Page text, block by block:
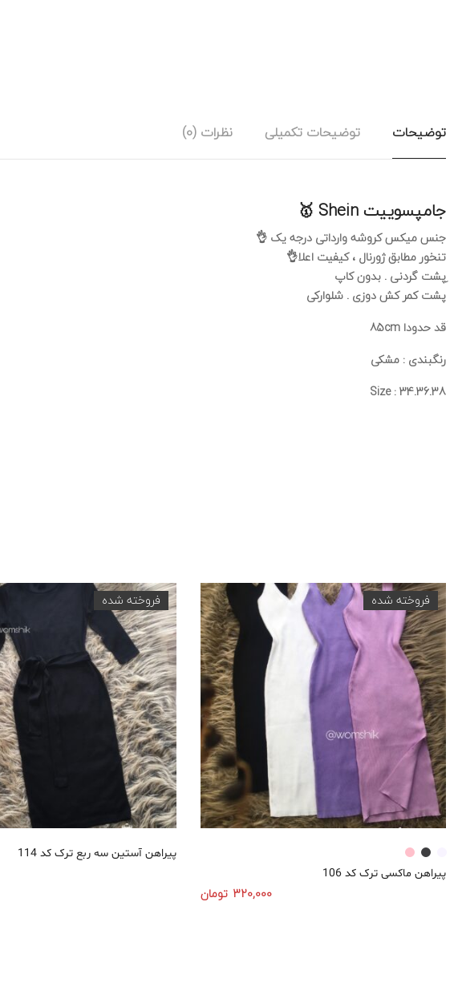
توضیحات توضیحات تکمیلی نظرات (0)
جامپسوییت Shein 🥇
جنس میکس کروشه وارداتی درجه یک 👌
تنخور مطابق ژورنال ، کیفیت اعلا👌
ِپشت گردنی . بدون کاپ
پشت کمر کش دوزی . شلوارکی
قد حدودا 85cm
رنگبندی : مشکی
Size : 34.36.38
فروخته شده
پیراهن آستین سه ربع ترک کد 114
فروخته شده
پیراهن ماکسی ترک کد 106
320,000 تومان